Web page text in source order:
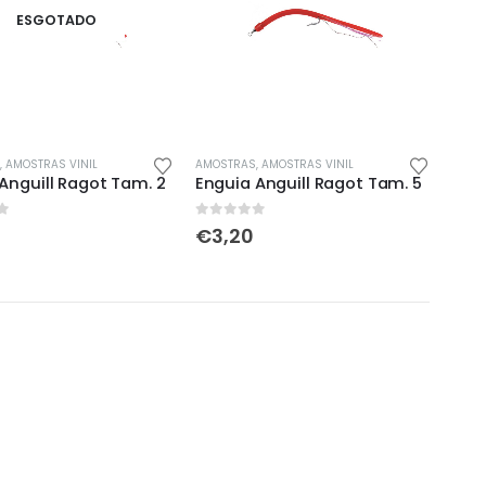
ESGOTADO
, AMOSTRAS VINIL
Ragot Tam. 2
This
product
has
multiple
AMOSTRAS, AMOSTRAS VINIL
Enguia Anguill Ragot Tam. 5
out of 5
€3,20